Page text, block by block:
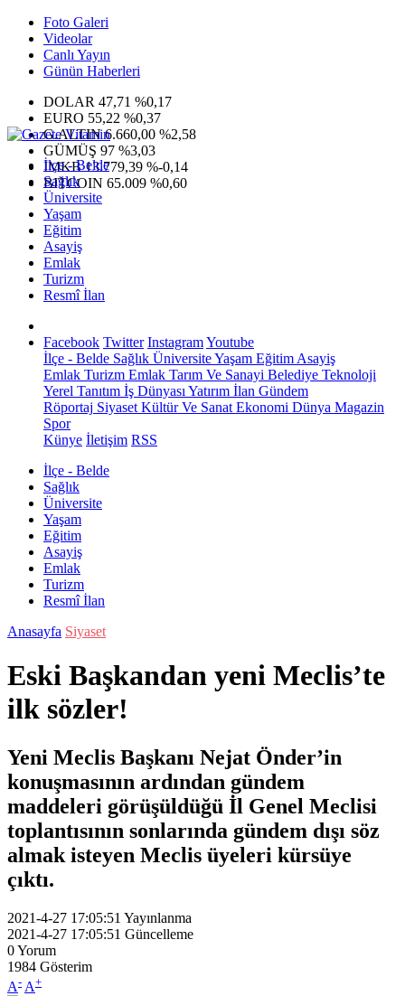
Foto Galeri
Videolar
Canlı Yayın
Günün Haberleri
DOLAR 47,71 %0,17
EURO 55,22 %0,37
G.ALTIN6.660,00 %2,58
GÜMÜŞ 97 %3,03
IMKB13.779,39 %-0,14
BITCOIN 65.009 %0,60
İlçe - Belde
Sağlık
Üniversite
Yaşam
Eğitim
Asayiş
Emlak
Turizm
Resmî İlan
Facebook Twitter InstagramYoutube
İlçe - Belde Sağlık ÜniversiteYaşam Eğitim Asayiş
Emlak Turizm Emlak Tarım Ve Sanayi Belediye Teknoloji
Yerel Tanıtım İş Dünyası Yatırım İlan Gündem
Röportaj Siyaset Kültür Ve Sanat Ekonomi Dünya Magazin
Spor
Künye İletişim RSS
İlçe - Belde
Sağlık
Üniversite
Yaşam
Eğitim
Asayiş
Emlak
Turizm
Resmî İlan
Anasayfa Siyaset
Eski Başkandan yeni Meclis’te
ilk sözler!
Yeni Meclis Başkanı Nejat Önder’in
konuşmasının ardından gündem
maddeleri görüşüldüğü İl Genel Meclisi
toplantısının sonlarında gündem dışı söz
almak isteyen Meclis üyeleri kürsüye
çıktı.
2021-4-27 17:05:51 Yayınlanma
2021-4-27 17:05:51 Güncelleme
0Yorum
1984 Gösterim
A- A+